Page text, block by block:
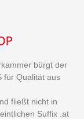
bürgt der
für Qualität aus
fließt nicht in
Suffix .at